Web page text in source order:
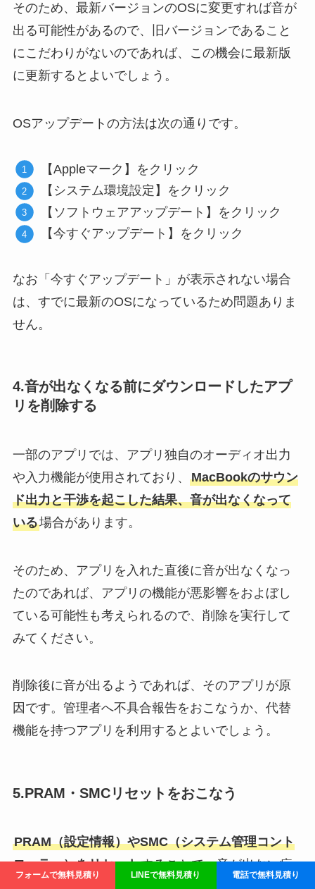
そのため、最新バージョンのOSに変更すれば音が
出る可能性があるので、旧バージョンであること
にこだわりがないのであれば、この機会に最新版
に更新するとよいでしょう。
OSアップデートの方法は次の通りです。
【Appleマーク】をクリック
【システム環境設定】をクリック
【ソフトウェアアップデート】をクリック
【今すぐアップデート】をクリック
なお「今すぐアップデート」が表示されない場合
は、すでに最新のOSになっているため問題ありま
せん。
4.音が出なくなる前にダウンロードしたアプ
リを削除する
一部のアプリでは、アプリ独自のオーディオ出力
や入力機能が使用されており、 MacBookのサウン
ド出力と干渉を起こした結果、音が出なくなって
いる場合があります。
そのため、アプリを入れた直後に音が出なくなっ
たのであれば、アプリの機能が悪影響をおよぼし
ている可能性も考えられるので、削除を実行して
みてください。
削除後に音が出るようであれば、そのアプリが原
因です。管理者へ不具合報告をおこなうか、代替
機能を持つアプリを利用するとよいでしょう。
5.PRAM・SMCリセットをおこなう
PRAM（設定情報）やSMC（システム管理コント
ローラー）をリセットすることで、音が出ない症
フォームで無料見積り LINEで無料見積り 電話で無料見積り